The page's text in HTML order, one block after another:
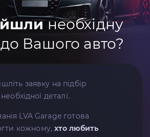
необхідну
Вашого авто?
заявку на підбір
необхідної деталі.
LVA Garage готова
кожному,хто любить